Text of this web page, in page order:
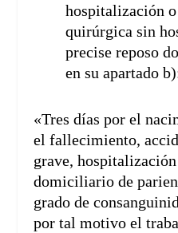
hospitalización
quirúrgica sin
precise reposo
en su apartado
«Tres días por el
el fallecimiento,
grave,
domiciliario de
grado de
por tal motivo el